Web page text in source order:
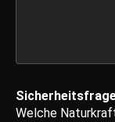
Welche